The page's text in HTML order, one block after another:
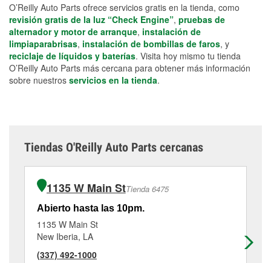
O’Reilly Auto Parts ofrece servicios gratis en la tienda, como
revisión gratis de la luz “Check Engine”, pruebas de
alternador y motor de arranque, instalación de
limpiaparabrisas, instalación de bombillas de faros, y
reciclaje de líquidos y baterías. Visita hoy mismo tu tienda
O’Reilly Auto Parts más cercana para obtener más información
sobre nuestros servicios en la tienda.
Tiendas O'Reilly Auto Parts cercanas
1135 W Main StTienda 6475
Abierto hasta las 10pm.
1135 W Main St
New Iberia, LA
(337) 492-1000